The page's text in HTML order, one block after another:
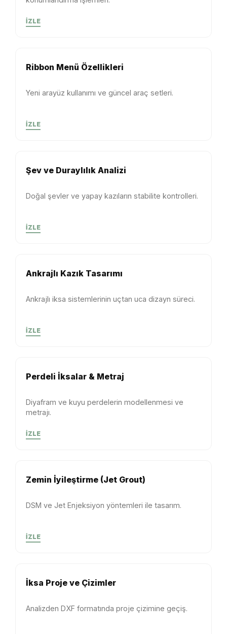
İZLE
Ribbon Menü Özellikleri
Yeni arayüz kullanımı ve güncel araç setleri.
İZLE
Şev ve Duraylılık Analizi
Doğal şevler ve yapay kazıların stabilite kontrolleri.
İZLE
Ankrajlı Kazık Tasarımı
Ankrajlı iksa sistemlerinin uçtan uca dizayn süreci.
İZLE
Perdeli İksalar & Metraj
Diyafram ve kuyu perdelerin modellenmesi ve
metrajı.
İZLE
Zemin İyileştirme (Jet Grout)
DSM ve Jet Enjeksiyon yöntemleri ile tasarım.
İZLE
İksa Proje ve Çizimler
Analizden DXF formatında proje çizimine geçiş.